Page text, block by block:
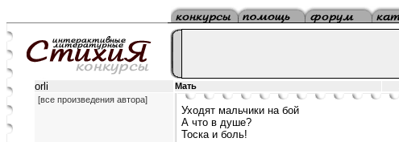
orli Мать
[все произведения автора]
Уходят мальчики на бой
А что в душе?
Тоска и боль!